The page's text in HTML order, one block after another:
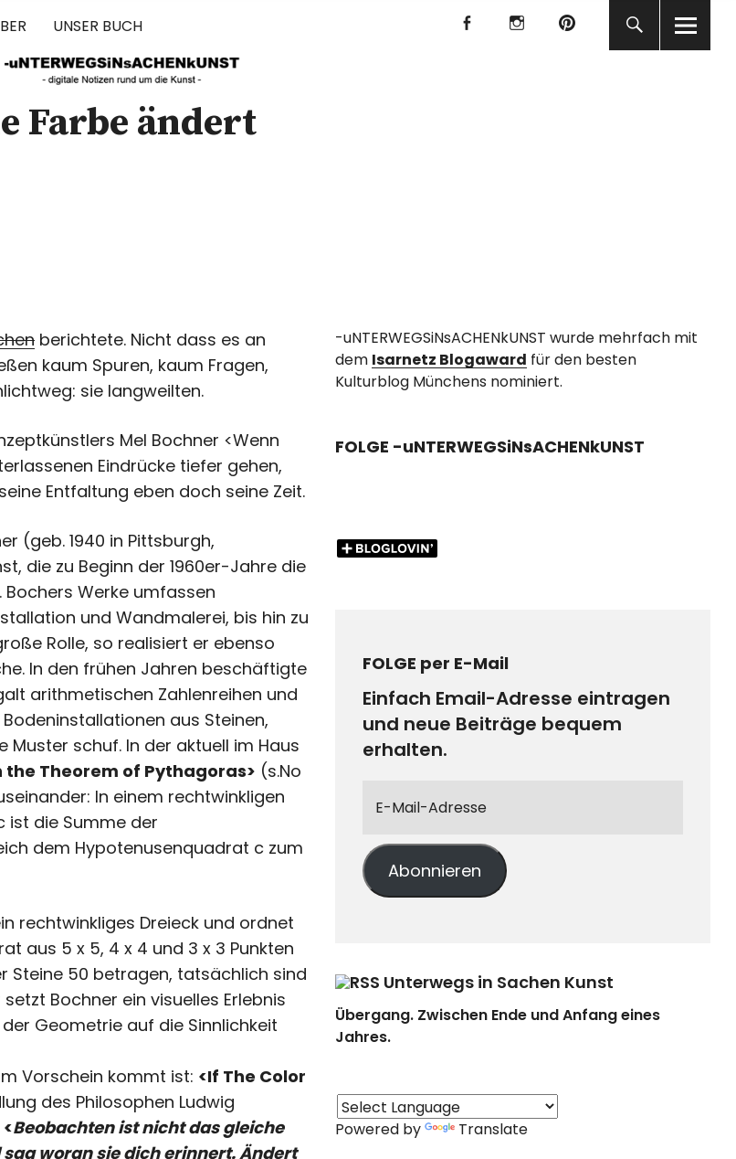
UNSER BUCH
KUNST
f I P
Farbe ändert
berichtete. Nicht dass es an
kaum Spuren, kaum Fragen,
sie langweilten.
Mel Bochner <Wenn
Eindrücke tiefer gehen,
Entfaltung eben doch seine Zeit.
(geb. 1940 in Pittsburgh,
die zu Beginn der 1960er-Jahre die
Werke umfassen
und Wandmalerei, bis hin zu
Rolle, so realisiert er ebenso
In den frühen Jahren beschäftigte
arithmetischen Zahlenreihen und
aus Steinen,
schuf. In der aktuell im Haus
the Theorem of Pythagoras> (s.No
In einem rechtwinkligen
ist die Summe der
dem Hypotenusenquadrat c zum
rechtwinkliges Dreieck und ordnet
aus 5 x 5, 4 x 4 und 3 x 3 Punkten
Steine 50 betragen, tatsächlich sind
Bochner ein visuelles Erlebnis
Geometrie auf die Sinnlichkeit
Vorschein kommt ist: <If The Color
des Philosophen Ludwig
<Beobachten ist nicht das gleiche
woran sie dich erinnert. Ändert
-uNTERWEGSiNsACHENkUNST wurde mehrfach mit
dem Isarnetz Blogaward für den besten
Kulturblog Münchens nominiert.
FOLGE -uNTERWEGSiNsACHENkUNST
FOLGE per E-Mail
Einfach Email-Adresse eintragen
und neue Beiträge bequem
erhalten.
Abonnieren
Unterwegs in Sachen Kunst
Übergang. Zwischen Ende und Anfang eines
Jahres.
Powered by Translate